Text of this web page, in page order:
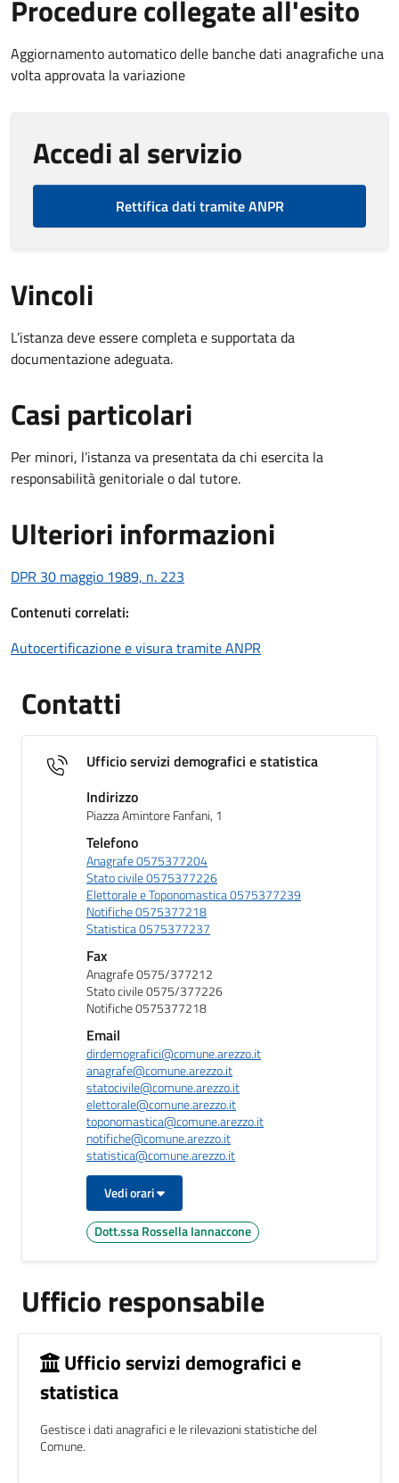
Procedure collegate all'esito
Aggiornamento automatico delle banche dati anagrafiche una
volta approvata la variazione
Accedi al servizio
Rettifica dati tramite ANPR
Vincoli
L’istanza deve essere completa e supportata da
documentazione adeguata.
Casi particolari
Per minori, l’istanza va presentata da chi esercita la
responsabilità genitoriale o dal tutore.
Ulteriori informazioni
DPR 30 maggio 1989, n. 223
Contenuti correlati:
Autocertificazione e visura tramite ANPR
Contatti
Ufficio servizi demografici e statistica
Indirizzo
Piazza Amintore Fanfani, 1
Telefono
Anagrafe 0575377204
Stato civile 0575377226
Elettorale e Toponomastica 0575377239
Notifiche 0575377218
Statistica 0575377237
Fax
Anagrafe 0575/377212
Stato civile 0575/377226
Notifiche 0575377218
Email
dirdemografici@comune.arezzo.it
anagrafe@comune.arezzo.it
statocivile@comune.arezzo.it
elettorale@comune.arezzo.it
toponomastica@comune.arezzo.it
notifiche@comune.arezzo.it
statistica@comune.arezzo.it
Vedi orari
Dott.ssa Rossella Iannaccone
Ufficio responsabile
Ufficio servizi demografici e
statistica
Gestisce i dati anagrafici e le rilevazioni statistiche del
Comune.